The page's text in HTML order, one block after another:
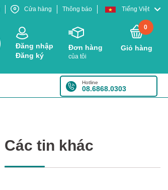
Cửa hàng Thông báo Tiếng Việt
Đăng nhập
Đăng ký
Đơn hàng
của tôi
0
Giỏ hàng
Hotline
08.6868.0303
Các tin khác